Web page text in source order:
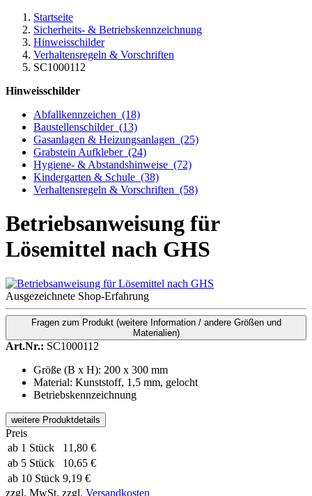
Startseite
Sicherheits- & Betriebskennzeichnung
Hinweisschilder
Verhaltensregeln & Vorschriften
SC1000112
Hinweisschilder
Abfallkennzeichen (18)
Baustellenschilder (13)
Gasanlagen & Heizungsanlagen (25)
Grabstein Aufkleber (24)
Hygiene- & Abstandshinweise (72)
Kindergarten & Schule (38)
Verhaltensregeln & Vorschriften (58)
Betriebsanweisung für
Lösemittel nach GHS
Ausgezeichnete Shop-Erfahrung
Fragen zum Produkt (weitere Information / andere Größen und
Materialien)
Art.Nr.: SC1000112
Größe (B x H): 200 x 300 mm
Material: Kunststoff, 1,5 mm, gelocht
Betriebskennzeichnung
weitere Produktdetails
Preis
ab 1 Stück
11,80 €
ab 5 Stück
10,65 €
ab 10 Stück 9,19 €
zzgl. MwSt. zzgl. Versandkosten